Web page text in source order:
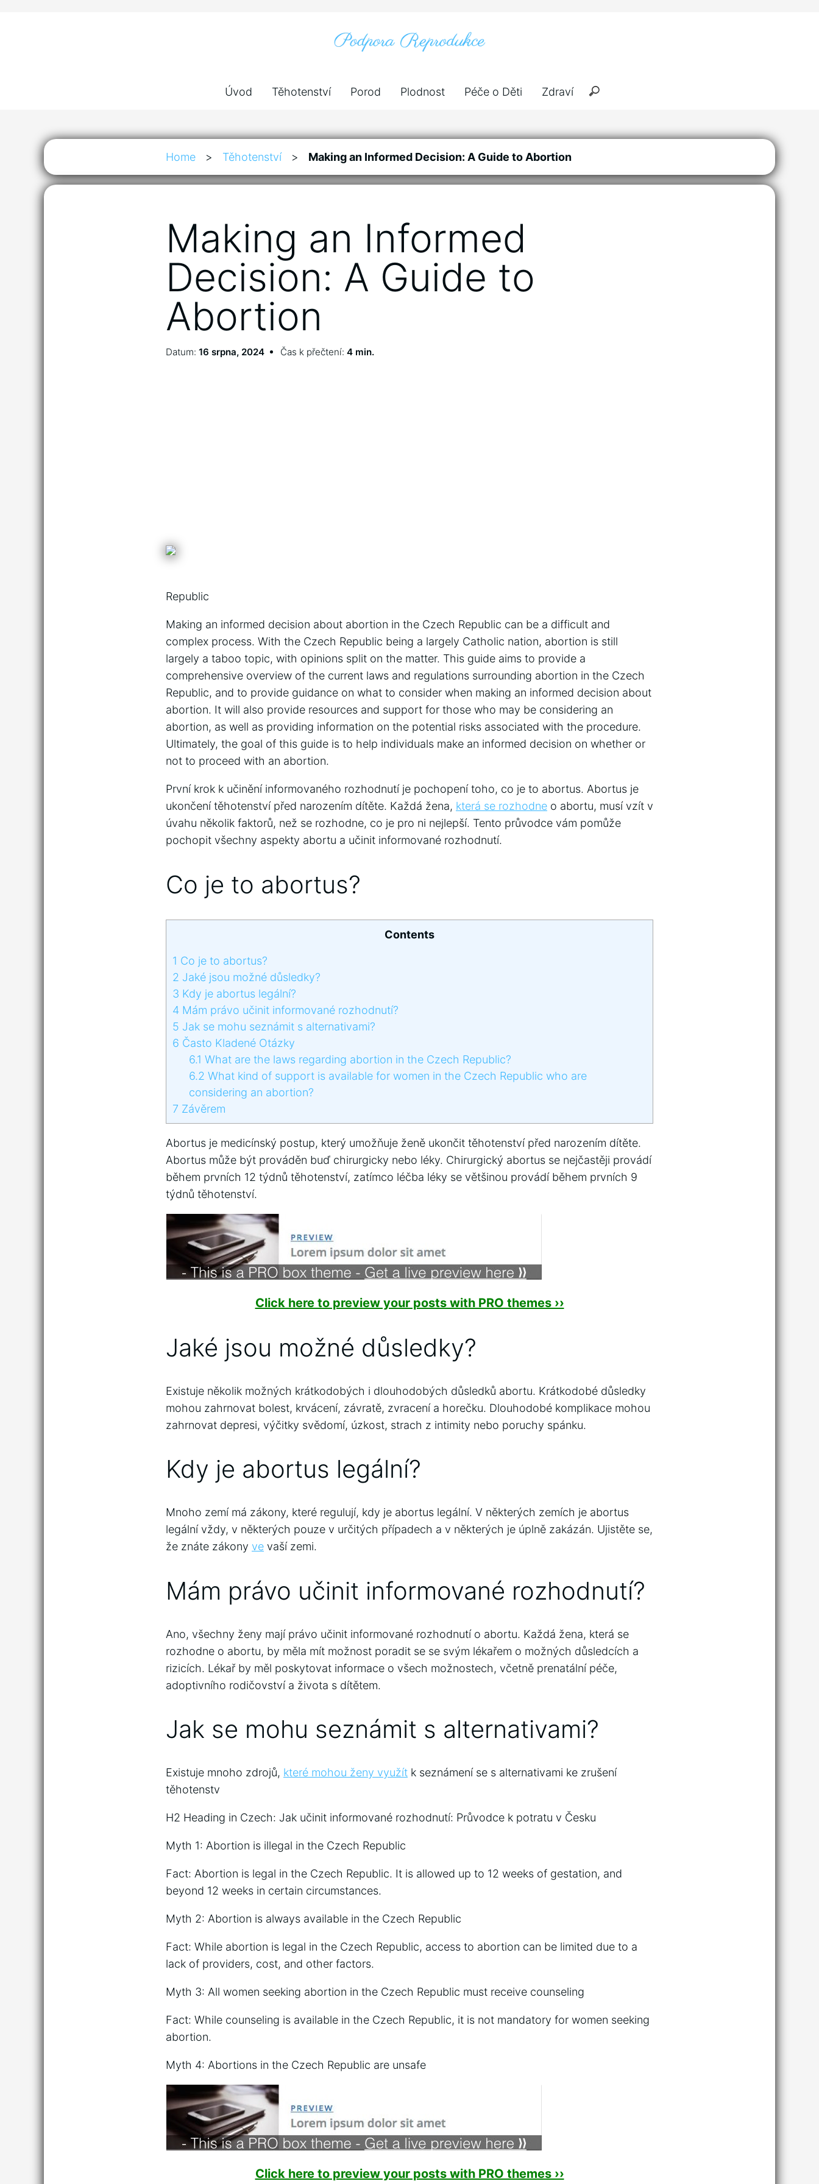
Úvod Těhotenství Porod Plodnost Péče o Děti Zdraví
Home > Těhotenství > Making an Informed Decision: A Guide to Abortion
Making an Informed
Decision: A Guide to
Abortion
Datum: 16 srpna, 2024 Čas k přečtení: 4 min.
Republic
Making an informed decision about abortion in the Czech Republic can be a difficult and
complex process. With the Czech Republic being a largely Catholic nation, abortion is still
largely a taboo topic, with opinions split on the matter. This guide aims to provide a
comprehensive overview of the current laws and regulations surrounding abortion in the Czech
Republic, and to provide guidance on what to consider when making an informed decision about
abortion. It will also provide resources and support for those who may be considering an
abortion, as well as providing information on the potential risks associated with the procedure.
Ultimately, the goal of this guide is to help individuals make an informed decision on whether or
not to proceed with an abortion.
První krok k učinění informovaného rozhodnutí je pochopení toho, co je to abortus. Abortus je
ukončení těhotenství před narozením dítěte. Každá žena, která se rozhodne o abortu, musí vzít v
úvahu několik faktorů, než se rozhodne, co je pro ni nejlepší. Tento průvodce vám pomůže
pochopit všechny aspekty abortu a učinit informované rozhodnutí.
Co je to abortus?
Contents
1 Co je to abortus?
2 Jaké jsou možné důsledky?
3 Kdy je abortus legální?
4 Mám právo učinit informované rozhodnutí?
5 Jak se mohu seznámit s alternativami?
6 Často Kladené Otázky
6.1 What are the laws regarding abortion in the Czech Republic?
6.2 What kind of support is available for women in the Czech Republic who are
considering an abortion?
7 Závěrem
Abortus je medicínský postup, který umožňuje ženě ukončit těhotenství před narozením dítěte.
Abortus může být prováděn buď chirurgicky nebo léky. Chirurgický abortus se nejčastěji provádí
během prvních 12 týdnů těhotenství, zatímco léčba léky se většinou provádí během prvních 9
týdnů těhotenství.
Click here to preview your posts with PRO themes ››
Jaké jsou možné důsledky?
Existuje několik možných krátkodobých i dlouhodobých důsledků abortu. Krátkodobé důsledky
mohou zahrnovat bolest, krvácení, závratě, zvracení a horečku. Dlouhodobé komplikace mohou
zahrnovat depresi, výčitky svědomí, úzkost, strach z intimity nebo poruchy spánku.
Kdy je abortus legální?
Mnoho zemí má zákony, které regulují, kdy je abortus legální. V některých zemích je abortus
legální vždy, v některých pouze v určitých případech a v některých je úplně zakázán. Ujistěte se,
že znáte zákony ve vaší zemi.
Mám právo učinit informované rozhodnutí?
Ano, všechny ženy mají právo učinit informované rozhodnutí o abortu. Každá žena, která se
rozhodne o abortu, by měla mít možnost poradit se se svým lékařem o možných důsledcích a
rizicích. Lékař by měl poskytovat informace o všech možnostech, včetně prenatální péče,
adoptivního rodičovství a života s dítětem.
Jak se mohu seznámit s alternativami?
Existuje mnoho zdrojů, které mohou ženy využít k seznámení se s alternativami ke zrušení
těhotenstv
H2 Heading in Czech: Jak učinit informované rozhodnutí: Průvodce k potratu v Česku
Myth 1: Abortion is illegal in the Czech Republic
Fact: Abortion is legal in the Czech Republic. It is allowed up to 12 weeks of gestation, and
beyond 12 weeks in certain circumstances.
Myth 2: Abortion is always available in the Czech Republic
Fact: While abortion is legal in the Czech Republic, access to abortion can be limited due to a
lack of providers, cost, and other factors.
Myth 3: All women seeking abortion in the Czech Republic must receive counseling
Fact: While counseling is available in the Czech Republic, it is not mandatory for women seeking
abortion.
Myth 4: Abortions in the Czech Republic are unsafe
Click here to preview your posts with PRO themes ››